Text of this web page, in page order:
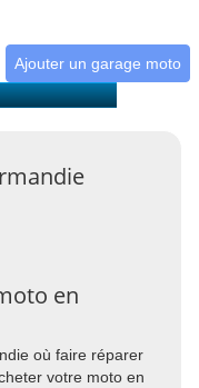
Ajouter un garage moto
en
où faire réparer
votre moto en